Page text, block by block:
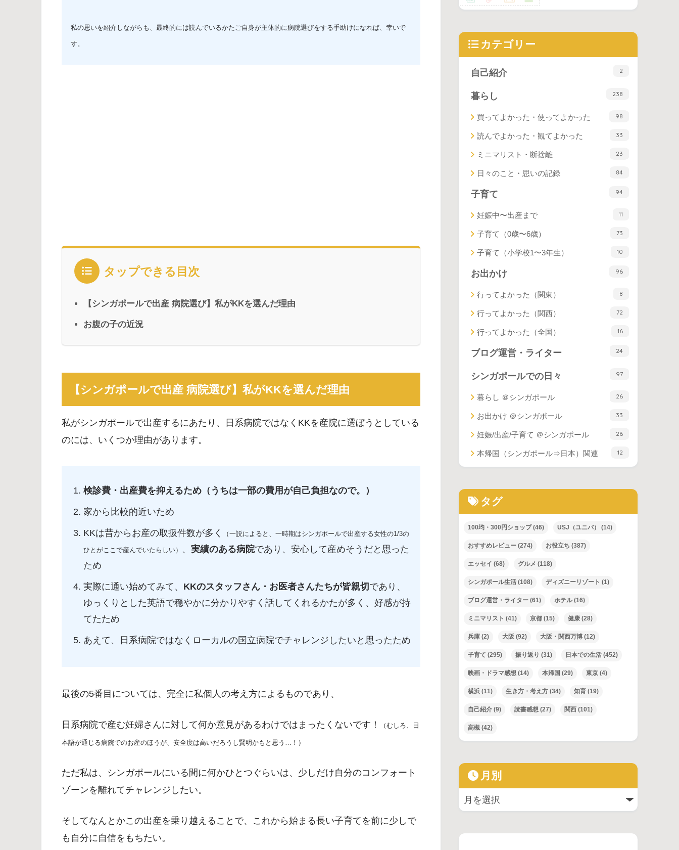
私の思いを紹介しながらも、最終的には読んでいるかたご自身が主体的に病院選びをする手助けになれば、幸いで
す。
タップできる目次
【シンガポールで出産 病院選び】私がKKを選んだ理由
お腹の子の近況
【シンガポールで出産 病院選び】私がKKを選んだ理由
私がシンガポールで出産するにあたり、日系病院ではなくKKを産院に選ぼうとしている
のには、いくつか理由があります。
検診費・出産費を抑えるため（うちは一部の費用が自己負担なので。）
家から比較的近いため
KKは昔からお産の取扱件数が多く （一説によると、一時期はシンガポールで出産する女性の1/3の
ひとがここで産んでいたらしい） 、 実績のある病院であり、安心して産めそうだと思った
ため
実際に通い始めてみて、 KKのスタッフさん・お医者さんたちが皆親切 であり、
ゆっくりとした英語で穏やかに分かりやすく話してくれるかたが多く、好感が持
てたため
あえて、日系病院ではなくローカルの国立病院でチャレンジしたいと思ったため
最後の5番目については、完全に私個人の考え方によるものであり、
日系病院で産む妊婦さんに対して何か意見があるわけではまったくないです！ （むしろ、日
本語が通じる病院でのお産のほうが、安全度は高いだろうし賢明かもと思う…！）
ただ私は、シンガポールにいる間に何かひとつぐらいは、少しだけ自分のコンフォート
ゾーンを離れてチャレンジしたい。
そしてなんとかこの出産を乗り越えることで、これから始まる長い子育てを前に少しで
も自分に自信をもちたい。
カテゴリー
自己紹介 2
暮らし 238
買ってよかった・使ってよかった 98
読んでよかった・観てよかった 33
ミニマリスト・断捨離 23
日々のこと・思いの記録 84
子育て 94
妊娠中〜出産まで 11
子育て（0歳〜6歳） 73
子育て（小学校1〜3年生） 10
お出かけ 96
行ってよかった（関東） 8
行ってよかった（関西） 72
行ってよかった（全国） 16
ブログ運営・ライター 24
シンガポールでの日々 97
暮らし ＠シンガポール 26
お出かけ ＠シンガポール 33
妊娠/出産/子育て ＠シンガポール 26
本帰国（シンガポール⇒日本）関連 12
タグ
100均・300円ショップ(46) USJ（ユニバ） (14)
おすすめレビュー (274) お役立ち (387)
エッセイ (68) グルメ (118)
シンガポール生活 (108) ディズニーリゾート (1)
ブログ運営・ライター (61) ホテル(16)
ミニマリスト (41) 京都 (15) 健康 (28)
兵庫 (2) 大阪 (92) 大阪・関西万博 (12)
子育て (295) 振り返り (31) 日本での生活 (452)
映画・ドラマ感想 (14) 本帰国 (29) 東京 (4)
横浜 (11) 生き方・考え方 (34) 知育 (19)
自己紹介 (9) 読書感想 (27) 関西 (101)
高槻 (42)
月別